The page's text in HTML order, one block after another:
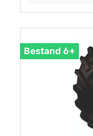
Bestand 6+